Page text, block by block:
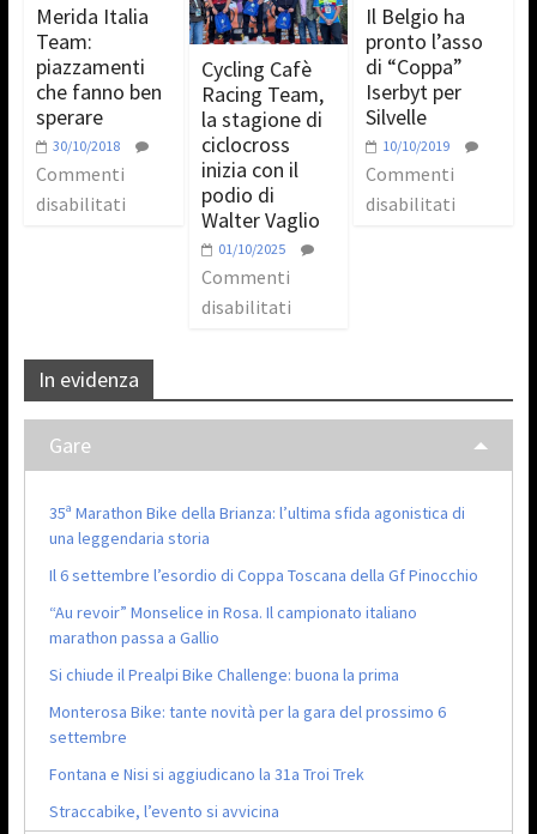
Merida Italia
Team:
piazzamenti
che fanno ben
sperare
30/10/2018
Commenti
disabilitati
Cycling Cafè
Racing Team,
la stagione di
ciclocross
inizia con il
podio di
Walter Vaglio
01/10/2025
Commenti
disabilitati
Il Belgio ha
pronto l’asso
di “Coppa”
Iserbyt per
Silvelle
10/10/2019
Commenti
disabilitati
In evidenza
Gare
35ª Marathon Bike della Brianza: l’ultima sfida agonistica di
una leggendaria storia
Il 6 settembre l’esordio di Coppa Toscana della Gf Pinocchio
“Au revoir” Monselice in Rosa. Il campionato italiano
marathon passa a Gallio
Si chiude il Prealpi Bike Challenge: buona la prima
Monterosa Bike: tante novità per la gara del prossimo 6
settembre
Fontana e Nisi si aggiudicano la 31a Troi Trek
Straccabike, l’evento si avvicina